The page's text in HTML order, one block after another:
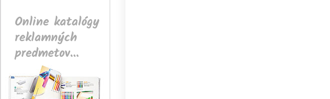
Online katalógy
reklamných
predmetov...